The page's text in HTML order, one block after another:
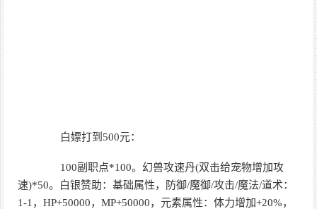
白嫖打到500元：
100副职点*100。幻兽攻速丹(双击给宠物增加攻
速)*50。白银赞助：基础属性，防御/魔御/攻击/魔法/道术：
1-1，HP+50000，MP+50000，元素属性：体力增加+20%，